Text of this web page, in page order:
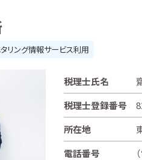
リング情報サービス利用
税理士氏名
税理士登録番号
所在地
電話番号
（